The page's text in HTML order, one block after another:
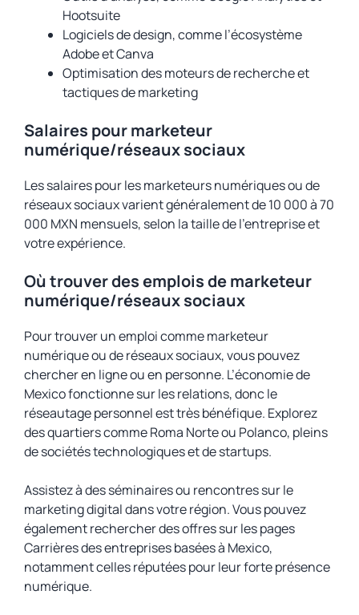
Hootsuite
Logiciels de design, comme l’écosystème
Adobe et Canva
Optimisation des moteurs de recherche et
tactiques de marketing
Salaires pour marketeur
numérique/réseaux sociaux
Les salaires pour les marketeurs numériques ou de
réseaux sociaux varient généralement de 10 000 à 70
000 MXN mensuels, selon la taille de l’entreprise et
votre expérience.
Où trouver des emplois de marketeur
numérique/réseaux sociaux
Pour trouver un emploi comme marketeur
numérique ou de réseaux sociaux, vous pouvez
chercher en ligne ou en personne. L’économie de
Mexico fonctionne sur les relations, donc le
réseautage personnel est très bénéfique. Explorez
des quartiers comme Roma Norte ou Polanco, pleins
de sociétés technologiques et de startups.
Assistez à des séminaires ou rencontres sur le
marketing digital dans votre région. Vous pouvez
également rechercher des offres sur les pages
Carrières des entreprises basées à Mexico,
notamment celles réputées pour leur forte présence
numérique.